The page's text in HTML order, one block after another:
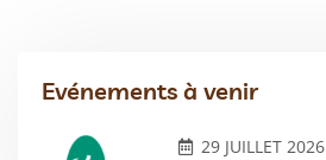
Evénements à venir
29 JUILLET 2026